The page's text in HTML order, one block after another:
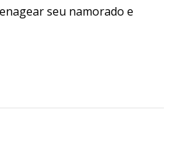
seu namorado e